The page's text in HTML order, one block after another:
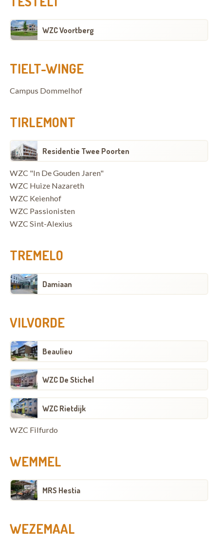
WZC Voortberg
TIELT-WINGE
Campus Dommelhof
TIRLEMONT
Residentie Twee Poorten
WZC "In De Gouden Jaren"
WZC Huize Nazareth
WZC Keienhof
WZC Passionisten
WZC Sint-Alexius
TREMELO
Damiaan
VILVORDE
Beaulieu
WZC De Stichel
WZC Rietdijk
WZC Filfurdo
WEMMEL
MRS Hestia
WEZEMAAL